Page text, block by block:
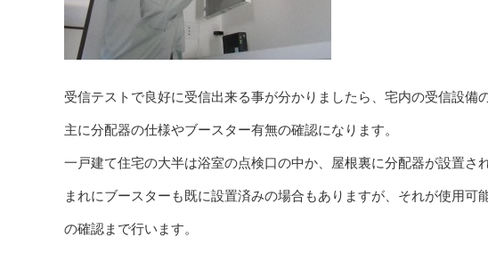
受信テストで良好に受信出来る事が分かりましたら、宅内の受信設備
主に分配器の仕様やブースター有無の確認になります。
一戸建て住宅の大半は浴室の点検口の中か、屋根裏に分配器が設置さ
まれにブースターも既に設置済みの場合もありますが、それが使用可
の確認まで行います。